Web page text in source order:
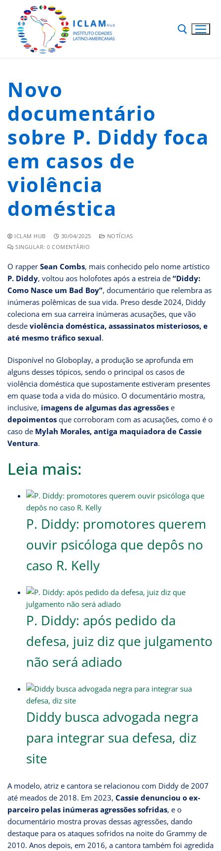
Novo
documentário
sobre P. Diddy foca
em casos de
violência
doméstica
ICLAM HUB 30/04/2025
NOTÍCIAS
SINGULAR: 0 COMENTÁRIO
O rapper Sean Combs, mais conhecido pelo nome artístico
P. Diddy, voltou aos holofotes após a estreia de “Diddy:
Como Nasce um Bad Boy”, documentário que relembra as
inúmeras polêmicas de sua vida. Preso desde 2024, Diddy
coleciona em sua carreira inúmeras acusações, que vão
desde violência doméstica, assassinatos misteriosos, e
até mesmo tráfico sexual.
Disponível no Globoplay, a produção se aprofunda em
alguns desses tópicos, sendo o principal os casos de
violência doméstica que supostamente estiveram presentes
em quase toda a vida do músico. O documentário mostra,
inclusive, imagens de algumas das agressões e
depoimentos que corroboram com as acusações, como é o
caso de Mylah Morales, antiga maquiadora de Cassie
Ventura.
Leia mais:
P. Diddy: promotores querem
ouvir psicóloga que depôs no
caso R. Kelly
P. Diddy: após pedido da
defesa, juiz diz que julgamento
não será adiado
Diddy busca advogada negra
para integrar sua defesa, diz
site
A modelo, atriz e cantora se relacionou com Diddy de 2007
até meados de 2018. Em 2023, Cassie denunciou o ex-
parceiro pelas inúmeras agressões sofridas, e o
documentário mostra provas dessas agressões, dando
destaque para os ataques sofridos na noite do Grammy de
2010. Anos depois, em 2016, a cantora também foi agredida